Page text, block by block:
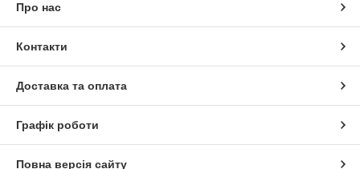
Про нас
Контакти
Доставка та оплата
Графік роботи
Повна версія сайту